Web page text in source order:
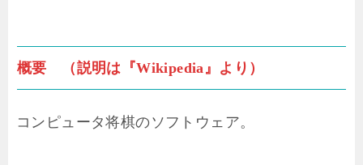
概要 （説明は『Wikipedia』より）
コンピュータ将棋のソフトウェア。